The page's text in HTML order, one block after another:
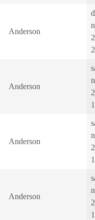
Anderson
Anderson
Anderson
Anderson